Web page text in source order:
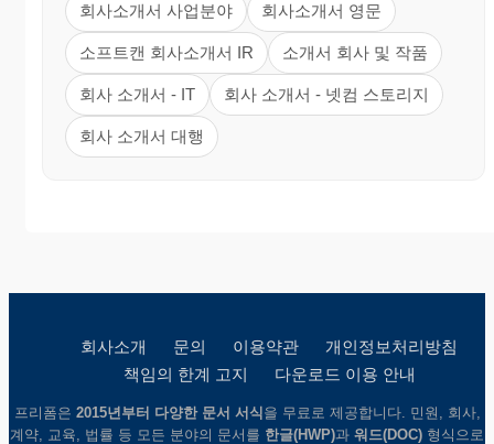
회사소개서 사업분야 회사소개서 영문
소프트캔 회사소개서 IR 소개서 회사 및 작품
회사 소개서 - IT 회사 소개서 - 넷컴 스토리지
회사 소개서 대행
회사소개 문의 이용약관
개인정보처리방침
책임의 한계 고지
다운로드 이용 안내
프리폼은 2015년부터 다양한 문서 서식 을 무료로 제공합니다. 민원, 회사,
계약, 교육, 법률 등 모든 분야의 문서를 한글(HWP)과 워드(DOC) 형식으로